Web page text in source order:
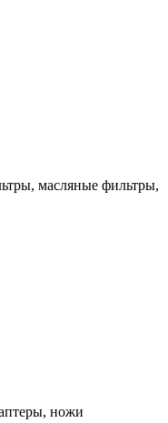
масляные фильтры,
ножи